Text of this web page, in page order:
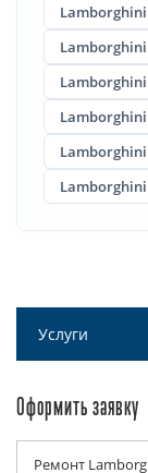
Lamborghini
Lamborghini
Услуги
Оформить заявку